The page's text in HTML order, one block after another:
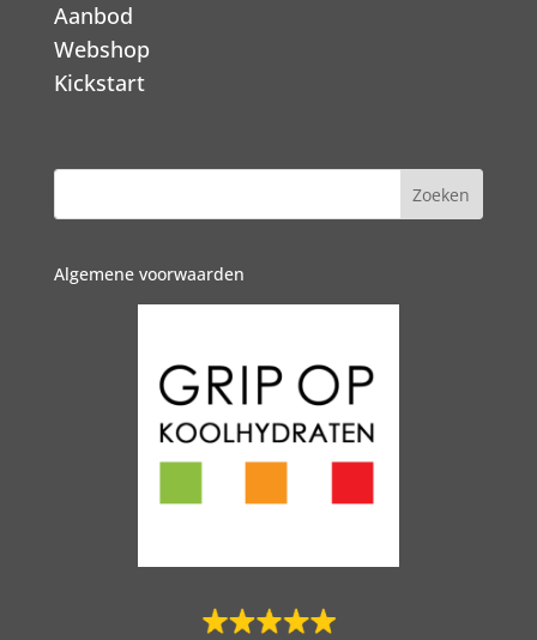
Aanbod
Webshop
Kickstart
Algemene voorwaarden